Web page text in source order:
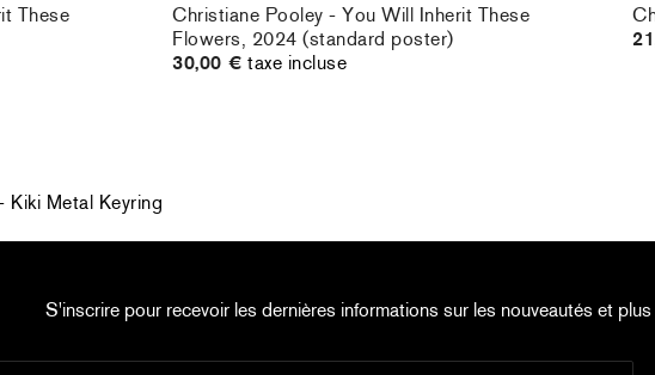
These
Christiane Pooley - You Will Inherit These
Flowers, 2024 (standard poster)
30,00 € taxe incluse
Kiki Metal Keyring
S'inscrire pour recevoir les dernières informations sur les nouveautés et